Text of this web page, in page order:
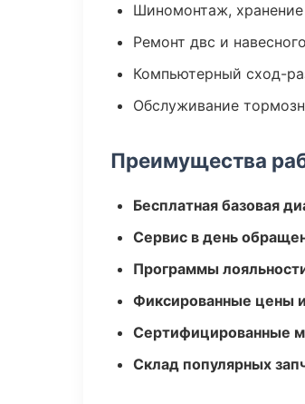
Шиномонтаж,
Ремонт двс и
Компьютерный сход-
Обслуживание
Преимущества
Бесплатная базовая
Сервис в день
Программы
Фиксированные цены
Сертифицированные
Склад популярных